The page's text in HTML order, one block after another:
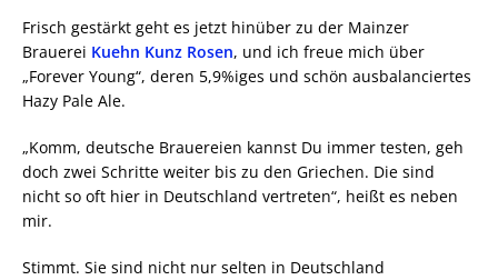
Frisch gestärkt geht es jetzt hinüber zu der Mainzer
Brauerei Kuehn Kunz Rosen, und ich freue mich über
„Forever Young“, deren 5,9%iges und schön ausbalanciertes
Hazy Pale Ale.
„Komm, deutsche Brauereien kannst Du immer testen, geh
doch zwei Schritte weiter bis zu den Griechen. Die sind
nicht so oft hier in Deutschland vertreten“, heißt es neben
mir.
Stimmt. Sie sind nicht nur selten in Deutschland